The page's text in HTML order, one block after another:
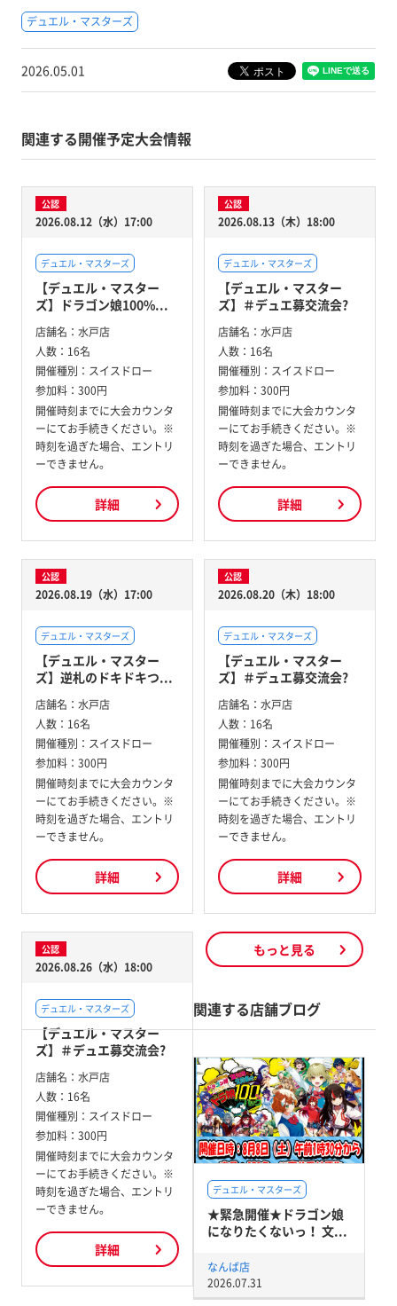
デュエル・マスターズ
2026.05.01
関連する開催予定大会情報
公認
2026.08.12（水）17:00
デュエル・マスターズ
【デュエル・マスター
ズ】ドラゴン娘100%...
店舗名： 水戸店
人数： 16名
開催種別： スイスドロー
参加料： 300円
開催時刻までに大会カウンタ
ーにてお手続きください。※
時刻を過ぎた場合、エントリ
ーできません。
詳細
公認
2026.08.13（木）18:00
デュエル・マスターズ
【デュエル・マスター
ズ】＃デュエ募交流会?
店舗名： 水戸店
人数： 16名
開催種別： スイスドロー
参加料： 300円
開催時刻までに大会カウンタ
ーにてお手続きください。※
時刻を過ぎた場合、エントリ
ーできません。
詳細
公認
2026.08.19（水）17:00
デュエル・マスターズ
【デュエル・マスター
ズ】逆札のドキドキつ...
店舗名： 水戸店
人数： 16名
開催種別： スイスドロー
参加料： 300円
開催時刻までに大会カウンタ
ーにてお手続きください。※
時刻を過ぎた場合、エントリ
ーできません。
詳細
公認
2026.08.20（木）18:00
デュエル・マスターズ
【デュエル・マスター
ズ】＃デュエ募交流会?
店舗名： 水戸店
人数： 16名
開催種別： スイスドロー
参加料： 300円
開催時刻までに大会カウンタ
ーにてお手続きください。※
時刻を過ぎた場合、エントリ
ーできません。
詳細
公認
2026.08.26（水）18:00
デュエル・マスターズ
【デュエル・マスター
ズ】＃デュエ募交流会?
店舗名： 水戸店
人数： 16名
開催種別： スイスドロー
参加料： 300円
開催時刻までに大会カウンタ
ーにてお手続きください。※
時刻を過ぎた場合、エントリ
ーできません。
詳細
もっと見る
関連する店舗ブログ
デュエル・マスターズ
★緊急開催★ドラゴン娘
になりたくないっ！ 文...
なんば店
2026.07.31